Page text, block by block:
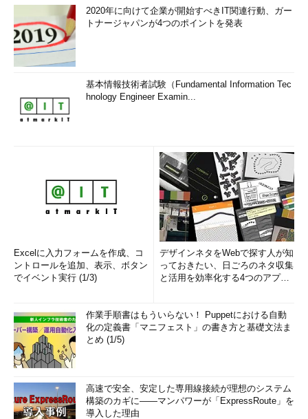
2020年に向けて企業が開始すべきIT関連行動、ガー
トナージャパンが4つのポイントを発表
基本情報技術者試験（Fundamental Information Tec
hnology Engineer Examin...
Excelに入力フォームを作成、コ
ントロールを追加、表示、ボタン
でイベント実行 (1/3)
デザインネタをWebで探す人が知
っておきたい、日ごろのネタ収集
と活用を効率化する4つのアプリ
作業手順書はもういらない！ Puppetにおける自動
化の定義書「マニフェスト」の書き方と基礎文法ま
とめ (1/5)
高速で安全、安定した専用線接続が理想のシステム
構築のカギに――マンパワーが「ExpressRoute」を
導入した理由